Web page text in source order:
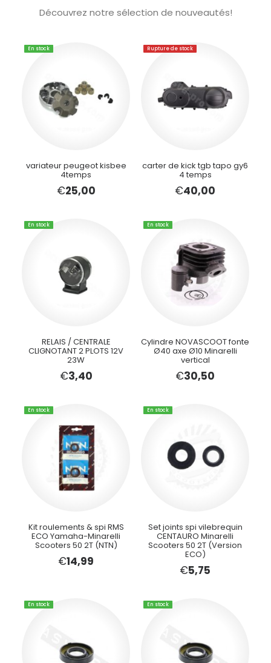
Découvrez notre sélection de nouveautés!
variateur peugeot kisbee
4temps
€25,00
En stock
carter de kick tgb tapo gy6
4 temps
€40,00
Rupture de stock
RELAIS / CENTRALE
CLIGNOTANT 2 PLOTS 12V
23W
€3,40
En stock
Cylindre NOVASCOOT fonte
Ø40 axe Ø10 Minarelli
vertical
€30,50
En stock
Kit roulements & spi RMS
ECO Yamaha-Minarelli
Scooters 50 2T (NTN)
€14,99
En stock
Set joints spi vilebrequin
CENTAURO Minarelli
Scooters 50 2T (Version
ECO)
€5,75
En stock
En stock En stock